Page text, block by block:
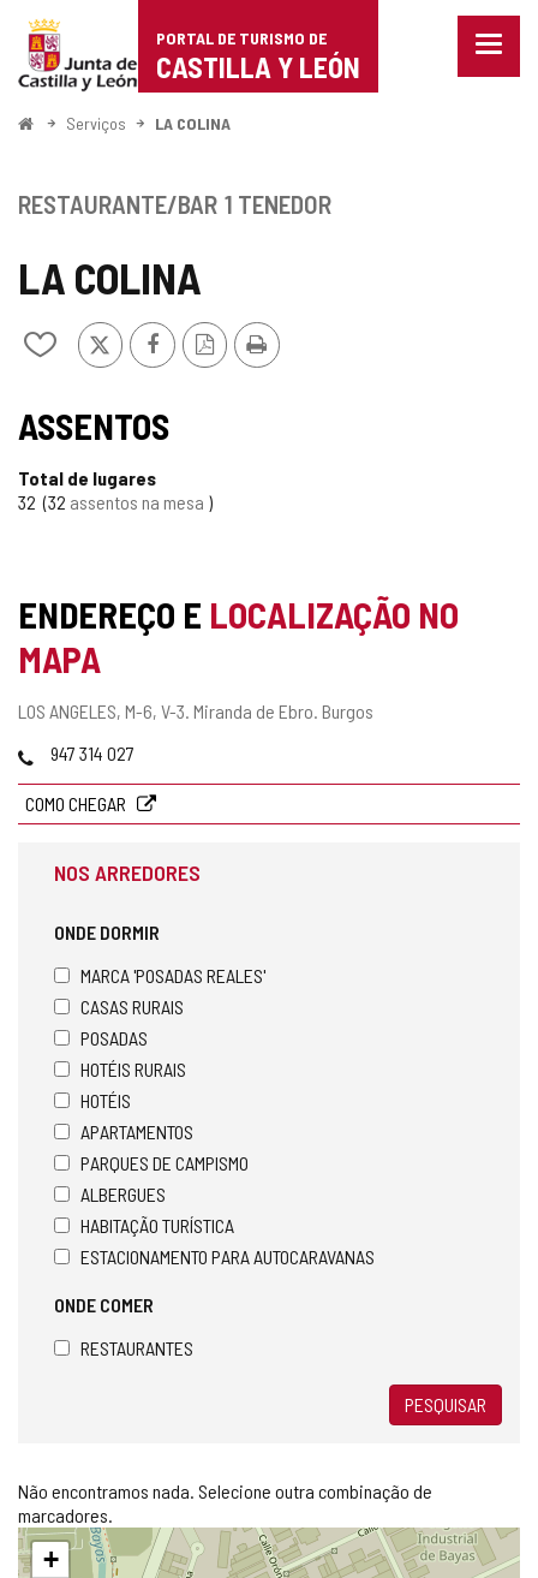
Portal
de
Turismo
Castilla
León
PORTAL DE TURISMO DE
CASTILLA Y LEÓN
Menu
ComeçoServiços LA COLINA
LA COLINA
Adicionar
de
meus
x FacebookVersão
PDF
Imprimir
RESTAURANTE/BAR 1 TENEDOR
ASSENTOS
Total de lugares
32 32 assentos na mesa
ENDEREÇO E LOCALIZAÇÃO NO
MAPA
Endereço
LOS ANGELES, M-6, V-3. Miranda de Ebro. Burgos
Telefones
947 314 027
COMO CHEGAR
NOS ARREDORES
ONDE DORMIR
MARCA 'POSADAS REALES'
CASAS RURAIS
POSADAS
HOTÉIS RURAIS
HOTÉIS
APARTAMENTOS
PARQUES DE CAMPISMO
ALBERGUES
HABITAÇÃO TURÍSTICA
ESTACIONAMENTO PARA AUTOCARAVANAS
ONDE COMER
RESTAURANTES
PESQUISAR
Não encontramos nada. Selecione outra combinação de
marcadores.
Pular
mapa
+